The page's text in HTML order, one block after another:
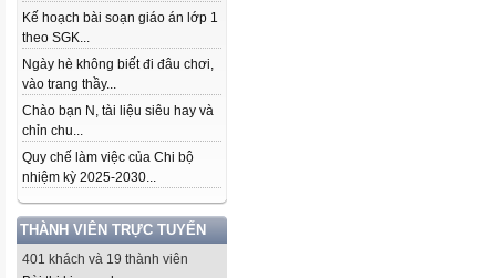
Kế hoạch bài soạn giáo án lớp 1
theo SGK...
Ngày hè không biết đi đâu chơi,
vào trang thầy...
Chào bạn N, tài liệu siêu hay và
chỉn chu...
Quy chế làm việc của Chi bộ
nhiệm kỳ 2025-2030...
THÀNH VIÊN TRỰC TUYẾN
401 khách và 19 thành viên